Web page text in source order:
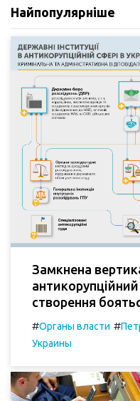
Найпопулярніше
Замкнена
створення
#Органы власти #
Украины